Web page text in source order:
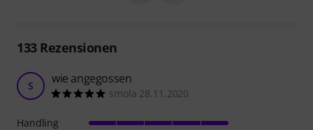
133Rezensionen
S wie angegossen
smola 28.11.2020
Handling